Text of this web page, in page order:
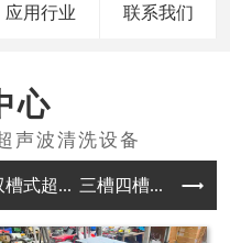
应用行业 联系我们
心
槽式超... 三槽四槽... 多槽